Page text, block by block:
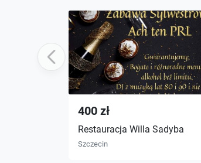
Previous
400 zł
Restauracja Willa Sadyba
Szczecin